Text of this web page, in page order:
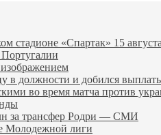
стадионе «Спартак» 15 августа
в должности и добился
во время матча против
за трансфер Родри — СМИ
Молодежной лиги